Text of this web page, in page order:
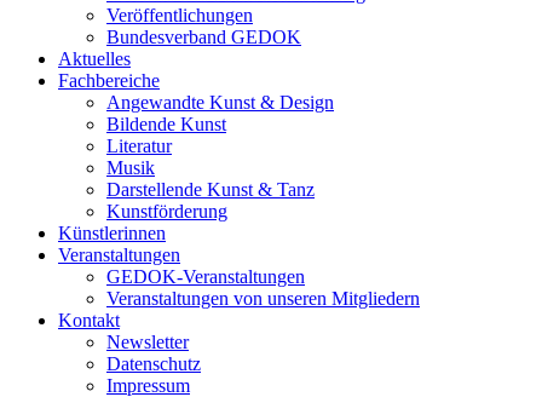
Veröffentlichungen
Bundesverband GEDOK
Aktuelles
Fachbereiche
Angewandte Kunst & Design
Bildende Kunst
Literatur
Musik
Darstellende Kunst & Tanz
Kunstförderung
Künstlerinnen
Veranstaltungen
GEDOK-Veranstaltungen
Veranstaltungen von unseren Mitgliedern
Kontakt
Newsletter
Datenschutz
Impressum